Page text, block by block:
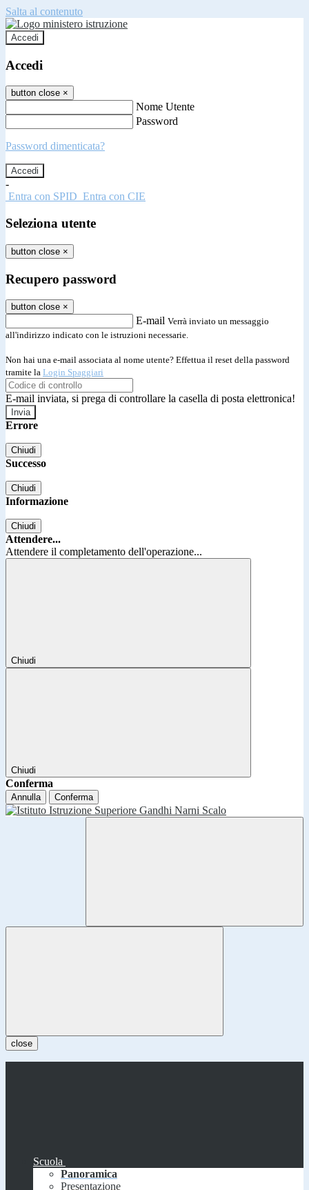
Salta al contenuto
Accedi
Accedi
button close ×
Nome Utente
Password
Password dimenticata?
-
Entra con SPID Entra con CIE
Seleziona utente
button close ×
Recupero password
button close ×
E-mail Verrà inviato un messaggio
all'indirizzo indicato con le istruzioni necessarie.
Non hai una e-mail associata al nome utente? Effettua il reset della password
tramite la Login Spaggiari
E-mail inviata, si prega di controllare la casella di posta elettronica!
Errore
Chiudi
Successo
Chiudi
Informazione
Chiudi
Attendere...
Attendere il completamento dell'operazione...
Chiudi
Chiudi
Conferma
Annulla Conferma
close
Scuola
Panoramica
Presentazione